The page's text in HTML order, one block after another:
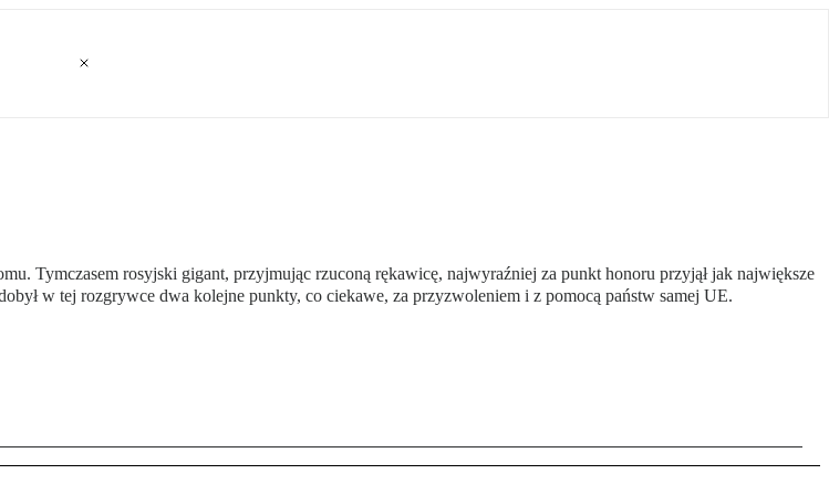
Tymczasem rosyjski gigant, przyjmując rzuconą rękawicę, najwyraźniej za punkt honoru przyjął jak największe
w tej rozgrywce dwa kolejne punkty, co ciekawe, za przyzwoleniem i z pomocą państw samej UE.